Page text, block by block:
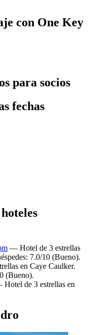
con One Key
para socios
fechas
— Hotel de 3 estrellas
7.0/10 (Bueno).
en Caye Caulker.
(Bueno).
de 3 estrellas en